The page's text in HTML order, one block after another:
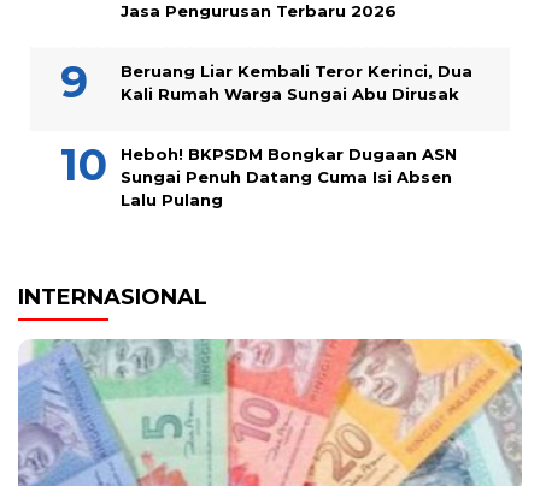
Jasa Pengurusan Terbaru 2026
Beruang Liar Kembali Teror Kerinci, Dua
Kali Rumah Warga Sungai Abu Dirusak
Heboh! BKPSDM Bongkar Dugaan ASN
Sungai Penuh Datang Cuma Isi Absen
Lalu Pulang
INTERNASIONAL